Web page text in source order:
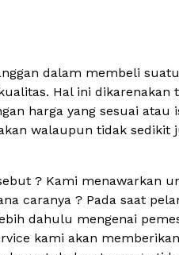
dalam membeli
Hal ini dikarenakan
harga yang sesuai atau
walaupun tidak sedikit
? Kami menawarkan
caranya ? Pada saat
dahulu mengenai
kami akan memberikan